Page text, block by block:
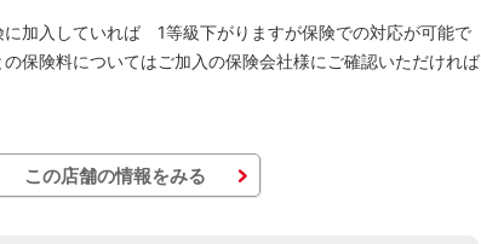
加入していれば 1等級下がりますが保険での対応が可能で
保険料についてはご加入の保険会社様にご確認いただければ
この店舗の情報をみる